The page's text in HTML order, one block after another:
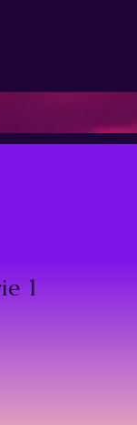
1